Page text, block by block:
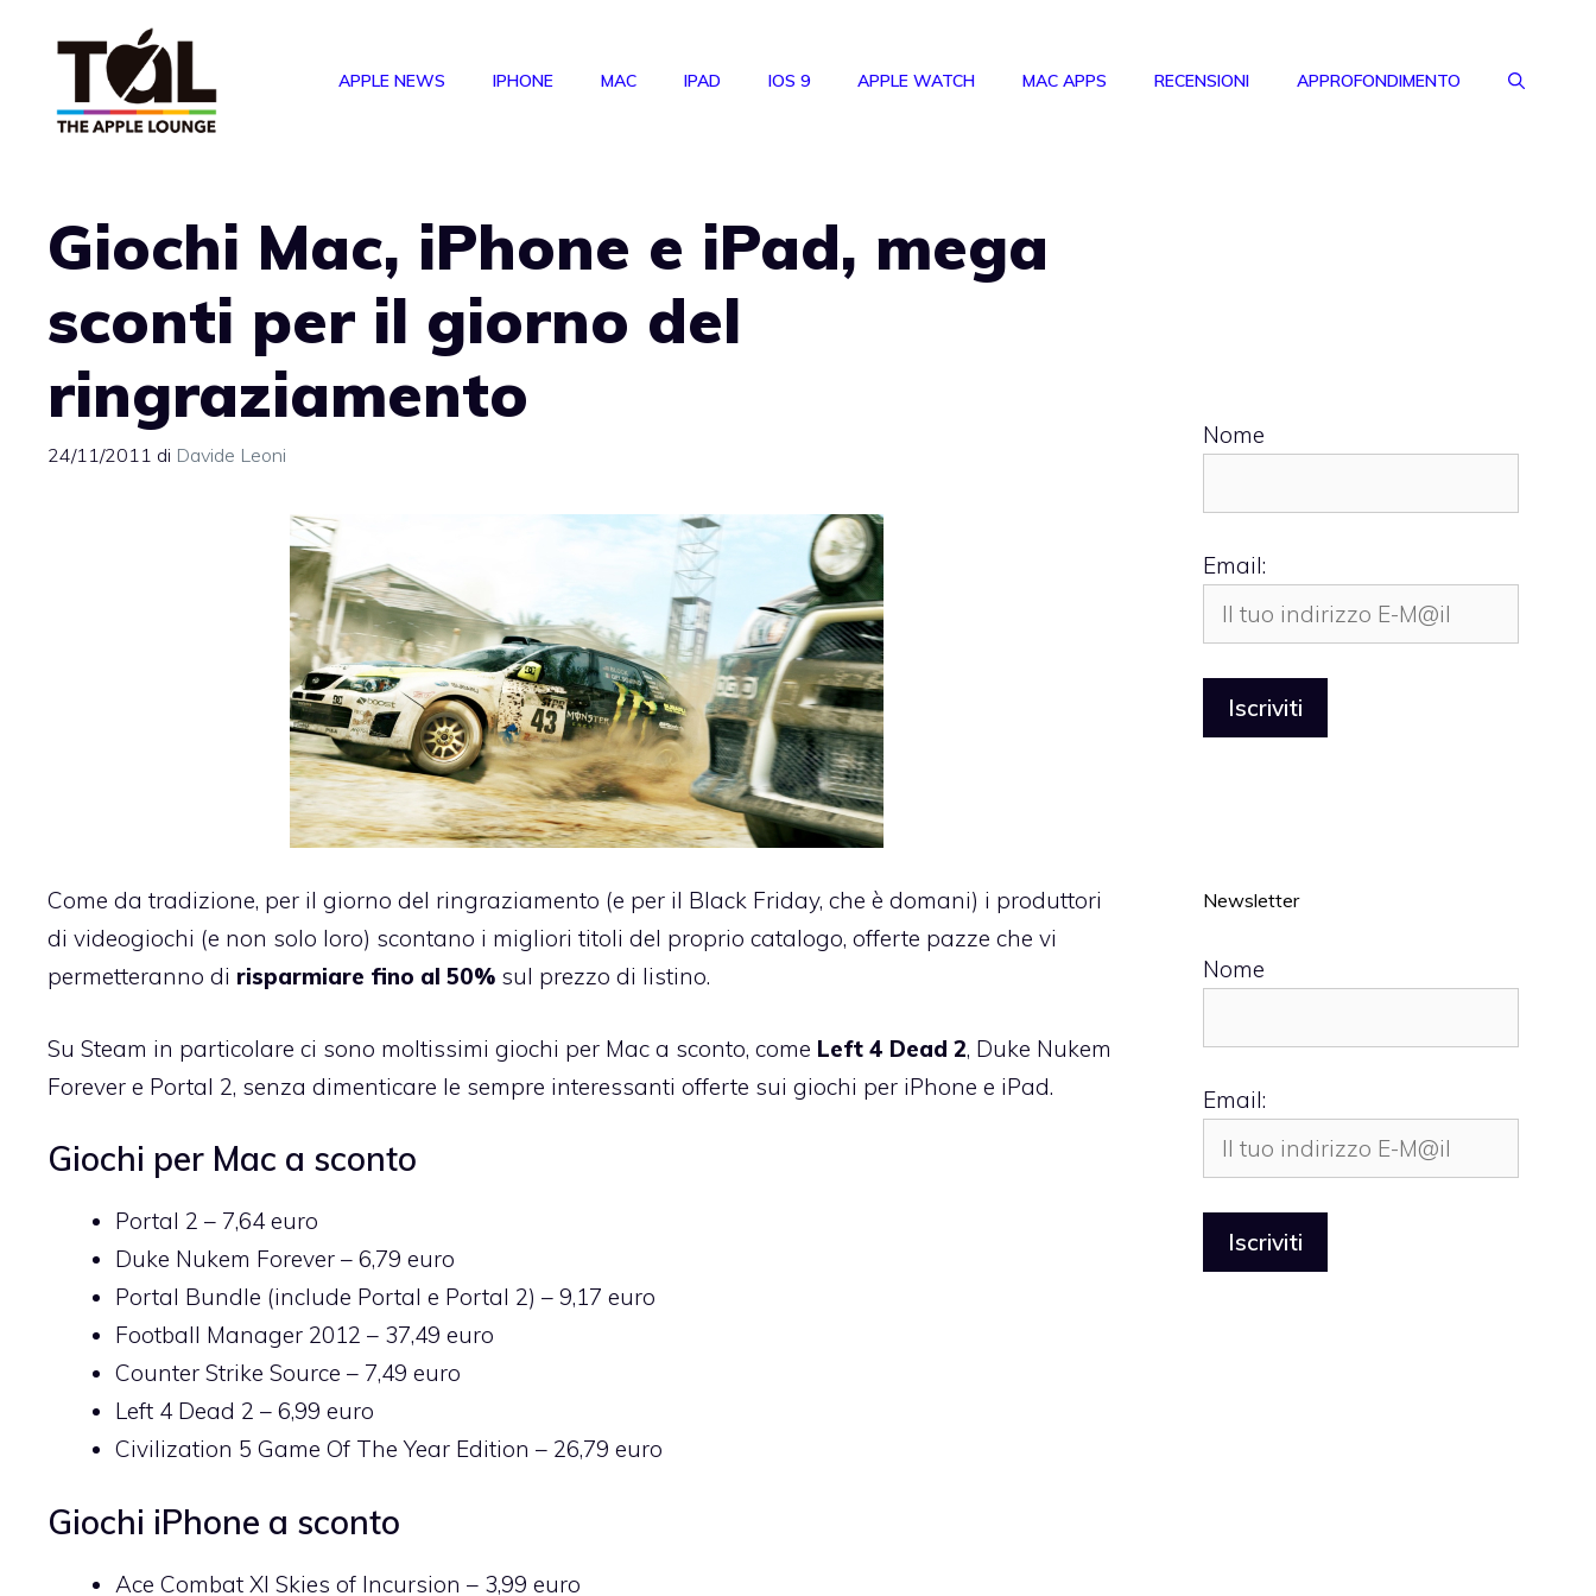
APPLE NEWS IPHONE MAC IPAD IOS 9 APPLE WATCH MAC APPS RECENSIONI APPROFONDIMENTO
Giochi Mac, iPhone e iPad, mega
sconti per il giorno del
ringraziamento
24/11/2011 di Davide Leoni
Come da tradizione, per il giorno del ringraziamento (e per il Black Friday, che è domani) i produttori
di videogiochi (e non solo loro) scontano i migliori titoli del proprio catalogo, offerte pazze che vi
permetteranno di risparmiare fino al 50% sul prezzo di listino.
Su Steam in particolare ci sono moltissimi giochi per Mac a sconto, come Left 4 Dead 2, Duke Nukem
Forever e Portal 2, senza dimenticare le sempre interessanti offerte sui giochi per iPhone e iPad.
Giochi per Mac a sconto
Portal 2 – 7,64 euro
Duke Nukem Forever – 6,79 euro
Portal Bundle (include Portal e Portal 2) – 9,17 euro
Football Manager 2012 – 37,49 euro
Counter Strike Source – 7,49 euro
Left 4 Dead 2 – 6,99 euro
Civilization 5 Game Of The Year Edition – 26,79 euro
Giochi iPhone a sconto
Ace Combat XI Skies of Incursion – 3,99 euro
Nome
Email:
Newsletter
Nome
Email: